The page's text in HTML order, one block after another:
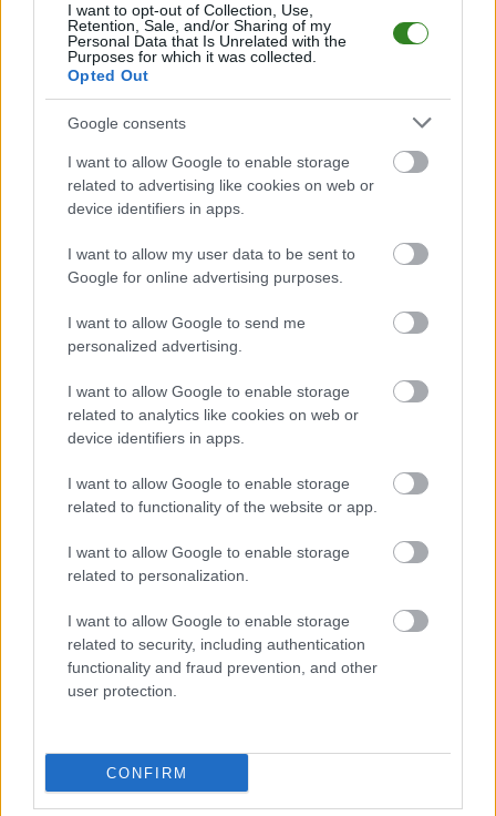
I want to opt-out of Collection, Use,
Retention, Sale, and/or Sharing of my
Personal Data that Is Unrelated with the
Purposes for which it was collected.
Opted Out
Google consents
I want to allow Google to enable storage
related to advertising like cookies on web or
device identifiers in apps.
I want to allow my user data to be sent to
Google for online advertising purposes.
I want to allow Google to send me
personalized advertising.
I want to allow Google to enable storage
related to analytics like cookies on web or
device identifiers in apps.
I want to allow Google to enable storage
related to functionality of the website or app.
I want to allow Google to enable storage
related to personalization.
I want to allow Google to enable storage
related to security, including authentication
functionality and fraud prevention, and other
user protection.
CONFIRM
Raniżovia Raniżówprzystępuje do tego spotkania w roli gospodarza.
Jak drużyna radzi sobie w sezonie 2021/2022 rozgrywek Rzeszów > Klasa
A, gr. III przed własną publicznością? Na tej stronie możecie zobaczyć
tabelę uwzględniającą tylko mecze u siebie. W tabeli biorącej pod uwagę
tylko mecze wyjazdowe możecie natomiast sprawdzić jak spisuje się klub
LKS Babicha.
Rzeszów > Klasa A, gr. III - sytuacja w tabeli
Przed meczami 30. kolejki - Rzeszów > Klasa A, gr. III gospodarze
(Raniżovia Raniżów) zajmują 4. miejsce
Poniżej znajdziesz także ostatnie mecze obu drużyn oraz statystyki
bramkowe.
Raniżovia Raniżów vs. LKS Babicha - relacja, wynik na żywo,
transmisja
Wynik meczu Raniżovia Raniżów - LKS Babicha znajdziesz na naszej
stronie zaraz po jego zakończeniu. Jeżeli szukasz informacji meczowych,
zajrzyj tutaj:Raniżovia Raniżów vs. LKS Babicha - wynik, składy,
strzelcy
Jeżeli w internecie lub TV dostępna jest
albo innych spotkań Rzeszów >
Klasa A, gr. III na pewno znajdziesz takie informacje na naszym portalu.
Możliwe jednak, że nigdzie nie pojawi się stream online z tego pojedynku.
Asseco Resovia| Developres Rzeszów |ITA TOOLS Stal Mielec
Cellfast Wilki Krosno| Texom Stal Rzeszów|Stal Mielec
Motor Lublin|Stal Rzeszów| Stal Stalowa Wola|Wisła Kraków
Resovia|Wieczysta Kraków
Mecze dziś Wyniki LIVE Transmisje